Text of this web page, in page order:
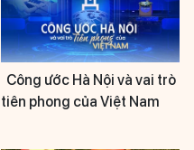
Công ước Hà Nội và vai trò
tiên phong của Việt Nam